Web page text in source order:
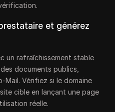
et générez
un rafraîchissement stable
documents publics,
Mail. Vérifiez si le domaine
cible en lançant une page
réelle.